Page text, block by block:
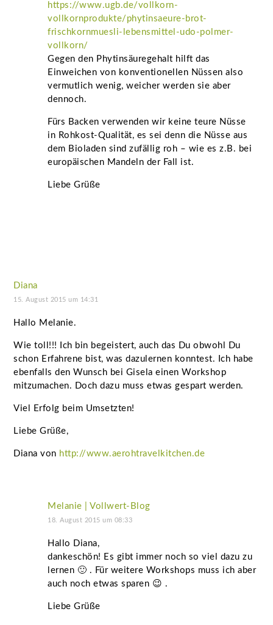
https://www.ugb.de/vollkorn-
vollkornprodukte/phytinsaeure-brot-
frischkornmuesli-lebensmittel-udo-polmer-
vollkorn/
Gegen den Phytinsäuregehalt hilft das
Einweichen von konventionellen Nüssen also
vermutlich wenig, weicher werden sie aber
dennoch.
Fürs Backen verwenden wir keine teure Nüsse
in Rohkost-Qualität, es sei denn die Nüsse aus
dem Bioladen sind zufällig roh – wie es z.B. bei
europäischen Mandeln der Fall ist.
Liebe Grüße
Diana
15. August 2015 um 14:31
Hallo Melanie.
Wie toll!!! Ich bin begeistert, auch das Du obwohl Du
schon Erfahrene bist, was dazulernen konntest. Ich habe
ebenfalls den Wunsch bei Gisela einen Workshop
mitzumachen. Doch dazu muss etwas gespart werden.
Viel Erfolg beim Umsetzten!
Liebe Grüße,
Diana von http://www.aerohtravelkitchen.de
Melanie | Vollwert-Blog
18. August 2015 um 08:33
Hallo Diana,
dankeschön! Es gibt immer noch so viel dazu zu
lernen 🙂 . Für weitere Workshops muss ich aber
auch noch etwas sparen 😉 .
Liebe Grüße